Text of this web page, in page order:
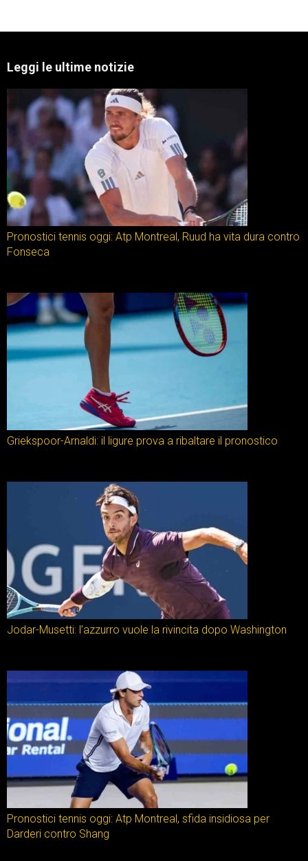
Leggi le ultime notizie
Pronostici tennis oggi: Atp Montreal, Ruud ha vita dura contro
Fonseca
Griekspoor-Arnaldi: il ligure prova a ribaltare il pronostico
Jodar-Musetti: l’azzurro vuole la rivincita dopo Washington
Pronostici tennis oggi: Atp Montreal, sfida insidiosa per
Darderi contro Shang